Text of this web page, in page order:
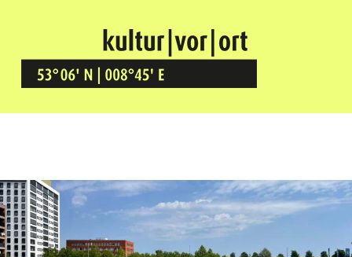
Kultur Vor Ort
BREMEN GRÖPELINGEN